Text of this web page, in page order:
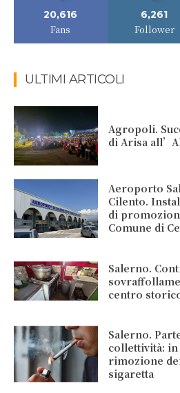
20,616
Fans
6,261
Follower
ULTIMI ARTICOLI
Agropoli.
di Arisa
Aeroporto
Cilento.
di
Comune di
Salerno.
centro
Salerno.
collettività:
rimozione
sigaretta